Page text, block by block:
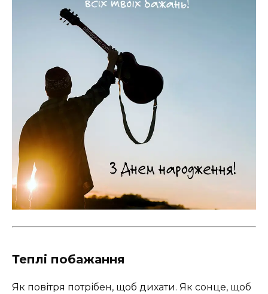
Теплі побажання
Як повітря потрібен, щоб дихати. Як сонце, щоб